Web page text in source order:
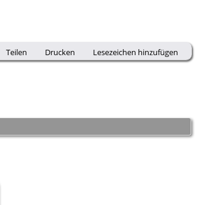
Teilen Drucken Lesezeichen hinzufügen